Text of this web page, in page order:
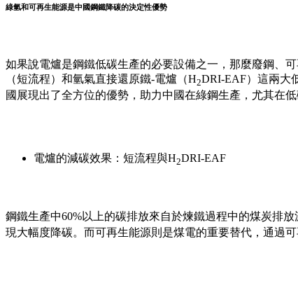
綠氫和可再生能源是中國鋼鐵降碳的決定性優勢
如果說電爐是鋼鐵低碳生產的必要設備之一，那麼廢鋼、
（短流程）和氫氣直接還原鐵-電爐（H2DRI-EAF）這兩大
國展現出了全方位的優勢，助力中國在綠鋼生產，尤其在
電爐的減碳效果：短流程與H2DRI-EAF
鋼鐵生產中60%以上的碳排放來自於煉鐵過程中的煤炭排
現大幅度降碳。而可再生能源則是煤電的重要替代，通過